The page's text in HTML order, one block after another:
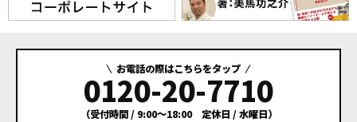
お電話の際はこちらをタップ
0120-20-7710
（受付時間 / 9:00～18:00 定休日 / 水曜日）